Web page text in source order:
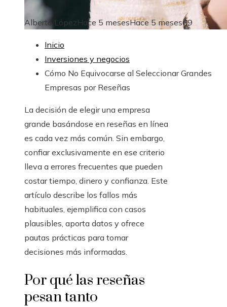
Alberto LópezHace 5 mesesHace 5 meses69
Inicio
Inversiones y negocios
Cómo No Equivocarse al Seleccionar Grandes
Empresas por Reseñas
La decisión de elegir una empresa
grande basándose en reseñas en línea
es cada vez más común. Sin embargo,
confiar exclusivamente en ese criterio
lleva a errores frecuentes que pueden
costar tiempo, dinero y confianza. Este
artículo describe los fallos más
habituales, ejemplifica con casos
plausibles, aporta datos y ofrece
pautas prácticas para tomar
decisiones más informadas.
Por qué las reseñas
pesan tanto